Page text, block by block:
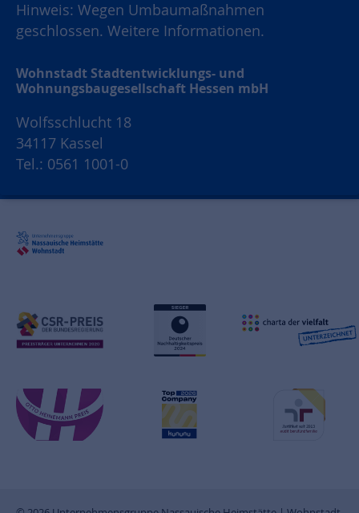
Hinweis: Wegen Umbaumaßnahmen
geschlossen. Weitere Informationen.
Wohnstadt Stadtentwicklungs- und
Wohnungsbaugesellschaft Hessen mbH
Wolfsschlucht 18
34117 Kassel
Tel.: 0561 1001-0